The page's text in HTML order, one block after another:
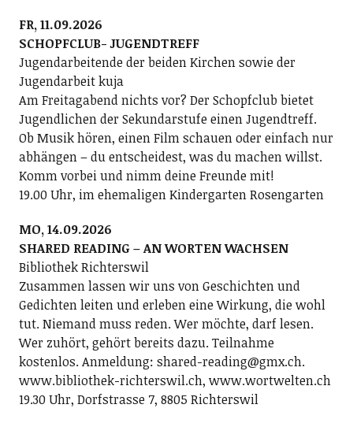
FR, 11.09.2026
SCHOPFCLUB- JUGENDTREFF
Jugendarbeitende der beiden Kirchen sowie der
Jugendarbeit kuja
Am Freitagabend nichts vor? Der Schopfclub bietet
Jugendlichen der Sekundarstufe einen Jugendtreff.
Ob Musik hören, einen Film schauen oder einfach nur
abhängen – du entscheidest, was du machen willst.
Komm vorbei und nimm deine Freunde mit!
19.00 Uhr, im ehemaligen Kindergarten Rosengarten
MO, 14.09.2026
SHARED READING – AN WORTEN WACHSEN
Bibliothek Richterswil
Zusammen lassen wir uns von Geschichten und
Gedichten leiten und erleben eine Wirkung, die wohl
tut. Niemand muss reden. Wer möchte, darf lesen.
Wer zuhört, gehört bereits dazu. Teilnahme
kostenlos. Anmeldung: shared-reading@gmx.ch.
www.bibliothek-richterswil.ch, www.wortwelten.ch
19.30 Uhr, Dorfstrasse 7, 8805 Richterswil